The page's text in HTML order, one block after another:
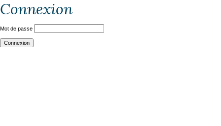
Connexion
Mot de passe